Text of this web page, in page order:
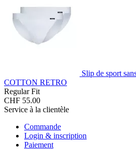
Slip de sport
COTTON RETRO
Regular Fit
CHF 55.00
Service à la clientèle
Commande
Login & inscription
Paiement